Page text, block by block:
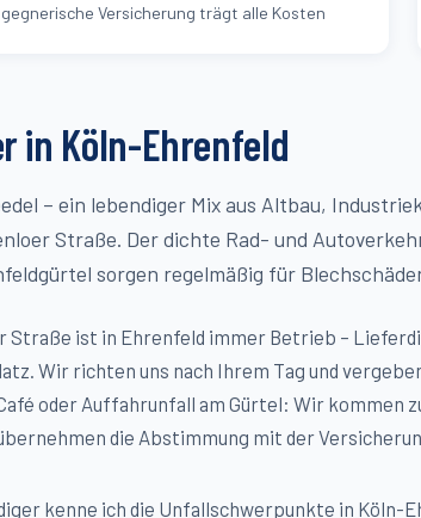
gegnerische Versicherung trägt alle Kosten
in Köln-Ehrenfeld
– ein lebendiger Mix aus Altbau,
Straße. Der dichte Rad- und
sorgen regelmäßig für
Straße ist in Ehrenfeld immer Betrieb –
Wir richten uns nach Ihrem Tag und
oder Auffahrunfall am Gürtel: Wir kommen
die Abstimmung mit der
kenne ich die Unfallschwerpunkte in Köln-